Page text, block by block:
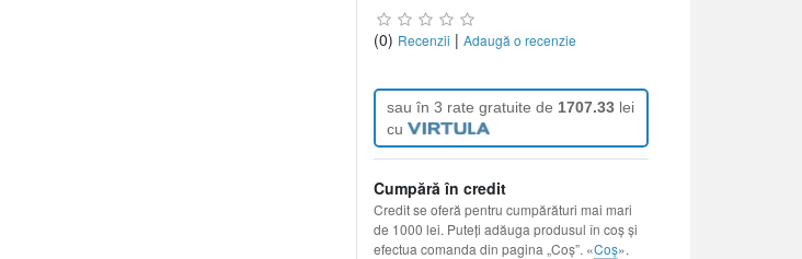
(0) Recenzii | Adaugă o recenzie
sau în 3 rate gratuite de 1707.33 lei
cu
Cumpără în credit
Credit se oferă pentru cumpărături mai mari
de 1000 lei. Puteți adăuga produsul în coș și
efectua comanda din pagina „Coș”. «Coș».